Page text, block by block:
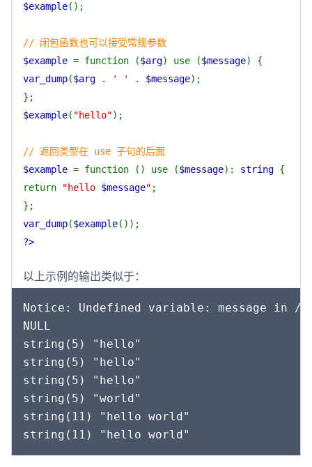
$example();
// 闭包函数也可以接受常规参数
$example = function ($arg) use ($message) {
var_dump($arg . ' ' . $message);
};
$example( "hello");
// 返回类型在 use 子句的后面
$example = function () use ($message): string {
return
"hello $message" ;
};
var_dump($example());
?>
以上示例的输出类似于：
Notice: Undefined variable: message in /
NULL
string(5) "hello"
string(5) "hello"
string(5) "hello"
string(5) "world"
string(11) "hello world"